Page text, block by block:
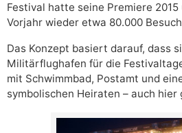
Festival hatte seine Premiere
Vorjahr wieder etwa 80.000
Das Konzept basiert darauf, dass
Militärflughafen für die
mit Schwimmbad, Postamt und
symbolischen Heiraten – auch hier